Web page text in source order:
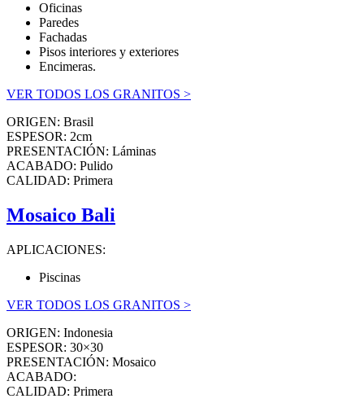
Oficinas
Paredes
Fachadas
Pisos interiores y exteriores
Encimeras.
VER TODOS LOS GRANITOS >
ORIGEN: Brasil
ESPESOR: 2cm
PRESENTACIÓN: Láminas
ACABADO: Pulido
CALIDAD: Primera
Mosaico Bali
APLICACIONES:
Piscinas
VER TODOS LOS GRANITOS >
ORIGEN: Indonesia
ESPESOR: 30×30
PRESENTACIÓN: Mosaico
ACABADO:
CALIDAD: Primera